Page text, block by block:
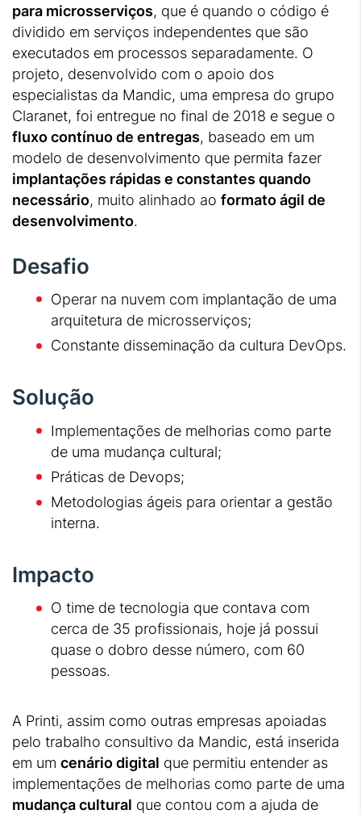
para microsserviços, que é quando o código é
dividido em serviços independentes que são
executados em processos separadamente. O
projeto, desenvolvido com o apoio dos
especialistas da Mandic, uma empresa do grupo
Claranet, foi entregue no final de 2018 e segue o
fluxo contínuo de entregas, baseado em um
modelo de desenvolvimento que permita fazer
implantações rápidas e constantes quando
necessário, muito alinhado ao formato ágil de
desenvolvimento.
Desafio
Operar na nuvem com implantação de uma
arquitetura de microsserviços;
Constante disseminação da cultura DevOps.
Solução
Implementações de melhorias como parte
de uma mudança cultural;
Práticas de Devops;
Metodologias ágeis para orientar a gestão
interna.
Impacto
O time de tecnologia que contava com
cerca de 35 profissionais, hoje já possui
quase o dobro desse número, com 60
pessoas.
A Printi, assim como outras empresas apoiadas
pelo trabalho consultivo da Mandic, está inserida
em um cenário digital que permitiu entender as
implementações de melhorias como parte de uma
mudança cultural que contou com a ajuda de